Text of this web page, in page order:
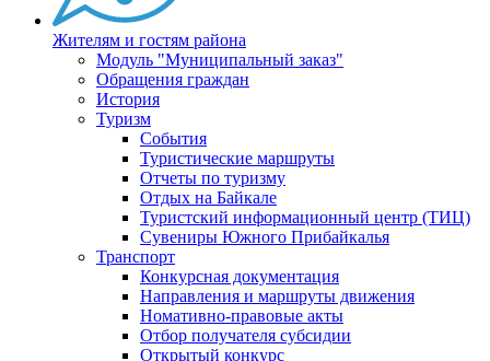
Жителям и гостям района
Модуль "Муниципальный заказ"
Обращения граждан
История
Туризм
События
Туристические маршруты
Отчеты по туризму
Отдых на Байкале
Туристский информационный центр (ТИЦ)
Сувениры Южного Прибайкалья
Транспорт
Конкурсная документация
Направления и маршруты движения
Номативно-правовые акты
Отбор получателя субсидии
Открытый конкурс